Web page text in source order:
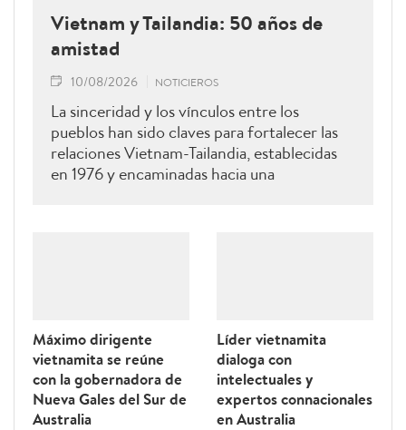
Vietnam y Tailandia: 50 años de
amistad
10/08/2026 NOTICIEROS
La sinceridad y los vínculos entre los
pueblos han sido claves para fortalecer las
relaciones Vietnam-Tailandia, establecidas
en 1976 y encaminadas hacia una
Máximo dirigente
vietnamita se reúne
con la gobernadora de
Nueva Gales del Sur de
Australia
Líder vietnamita
dialoga con
intelectuales y
expertos connacionales
en Australia